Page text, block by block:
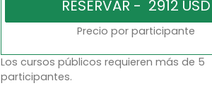
Precio por participante
Los cursos públicos requieren más de 5
participantes.